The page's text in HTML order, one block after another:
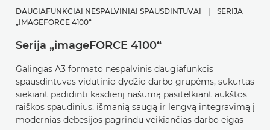
DAUGIAFUNKCIAI NESPALVINIAI SPAUSDINTUVAI |
SERIJA
„IMAGEFORCE 4100“
Serija „imageFORCE 4100“
Galingas A3 formato nespalvinis daugiafunkcis
spausdintuvas vidutinio dydžio darbo grupėms, sukurtas
siekiant padidinti kasdienį našumą pasitelkiant aukštos
raiškos spaudinius, išmanią saugą ir lengvą integravimą į
modernias debesijos pagrindu veikiančias darbo eigas